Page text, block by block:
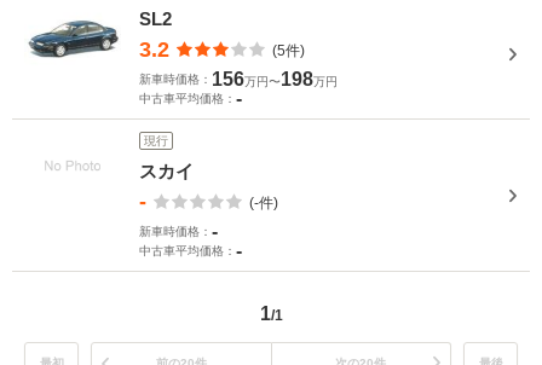
SL2
3.2 (5件)
新車時価格： 156万円〜198万円
中古車平均価格： -
現行
スカイ
- (-件)
新車時価格： -
中古車平均価格： -
1/1